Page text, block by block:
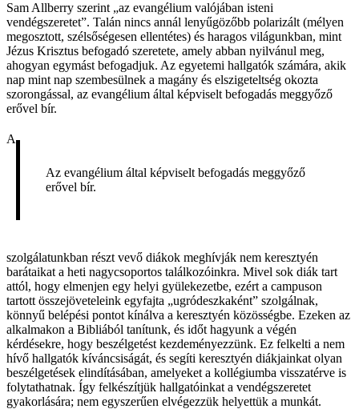
Sam Allberry szerint „az evangélium valójában isteni
vendégszeretet”. Talán nincs annál lenyűgözőbb polarizált (mélyen
megosztott, szélsőségesen ellentétes) és haragos világunkban, mint
Jézus Krisztus befogadó szeretete, amely abban nyilvánul meg,
ahogyan egymást befogadjuk. Az egyetemi hallgatók számára, akik
nap mint nap szembesülnek a magány és elszigeteltség okozta
szorongással, az evangélium által képviselt befogadás meggyőző
erővel bír.
Az evangélium által képviselt befogadás meggyőző
erővel bír.
A
szolgálatunkban részt vevő diákok meghívják nem keresztyén
barátaikat a heti nagycsoportos találkozóinkra. Mivel sok diák tart
attól, hogy elmenjen egy helyi gyülekezetbe, ezért a campuson
tartott összejöveteleink egyfajta „ugródeszkaként” szolgálnak,
könnyű belépési pontot kínálva a keresztyén közösségbe. Ezeken az
alkalmakon a Bibliából tanítunk, és időt hagyunk a végén
kérdésekre, hogy beszélgetést kezdeményezzünk. Ez felkelti a nem
hívő hallgatók kíváncsiságát, és segíti keresztyén diákjainkat olyan
beszélgetések elindításában, amelyeket a kollégiumba visszatérve is
folytathatnak. Így felkészítjük hallgatóinkat a vendégszeretet
gyakorlására; nem egyszerűen elvégezzük helyettük a munkát.